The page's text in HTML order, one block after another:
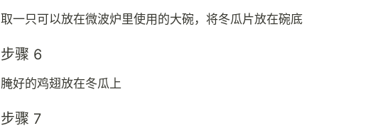
取一只可以放在微波炉里使用的大碗，将冬瓜片放在碗底
步骤 6
腌好的鸡翅放在冬瓜上
步骤 7